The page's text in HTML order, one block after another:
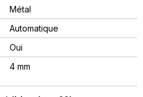
Métal
automatique
Oui
4 mm